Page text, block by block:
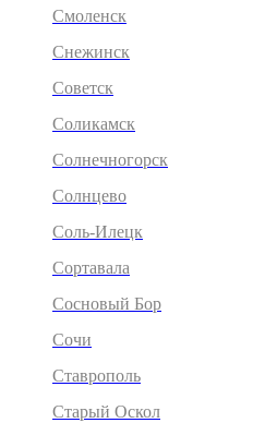
Смоленск
Снежинск
Советск
Соликамск
Солнечногорск
Солнцево
Соль-Илецк
Сортавала
Сосновый Бор
Сочи
Ставрополь
Старый Оскол